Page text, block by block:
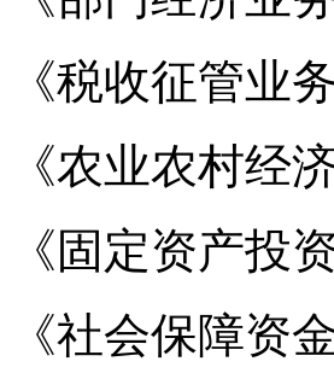
《税收征管业
《农业农村经
《固定资产投
《社会保障资